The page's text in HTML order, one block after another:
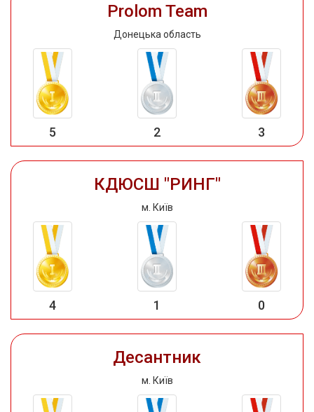
Prolom Team
Донецька область
5 2 3
КДЮСШ "РИНГ"
м. Київ
4 1 0
Десантник
м. Київ